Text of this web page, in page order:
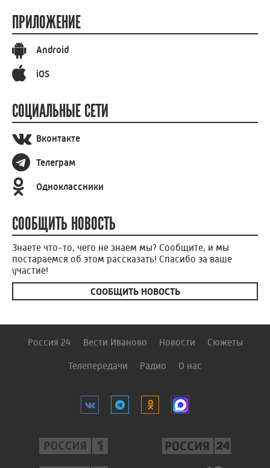
ПРИЛОЖЕНИЕ
Android
iOS
СОЦИАЛЬНЫЕ СЕТИ
Вконтакте
Телеграм
Одноклассники
СООБЩИТЬ НОВОСТЬ
Знаете что-то, чего не знаем мы? Сообщите, и мы
постараемся об этом рассказать! Спасибо за ваше
участие!
СООБЩИТЬ НОВОСТЬ
Россия 24 Вести Иваново Новости Сюжеты
Телепередачи Радио О нас